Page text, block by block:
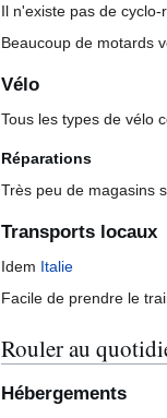
Il n'existe pas de
Beaucoup de motards
Vélo
Tous les types de vélo
Réparations
Très peu de magasins
Transports locaux
Idem Italie
Facile de prendre le
Rouler au
Hébergements